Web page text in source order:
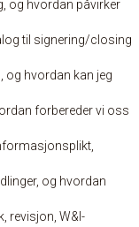
og hvordan påvirker
til signering/closing
og hvordan kan jeg
forbereder vi oss
og hvordan
revisjon, W&I-